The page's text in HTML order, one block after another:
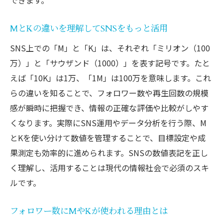
MとKの違いを理解してSNSをもっと活用
SNS上での「M」と「K」は、それぞれ「ミリオン（100
万）」と「サウザンド（1000）」を表す記号です。たと
えば「10K」は1万、「1M」は100万を意味します。これ
らの違いを知ることで、フォロワー数や再生回数の規模
感が瞬時に把握でき、情報の正確な評価や比較がしやす
くなります。実際にSNS運用やデータ分析を行う際、M
とKを使い分けて数値を管理することで、目標設定や成
果測定も効率的に進められます。SNSの数値表記を正し
く理解し、活用することは現代の情報社会で必須のスキ
ルです。
フォロワー数にMやKが使われる理由とは